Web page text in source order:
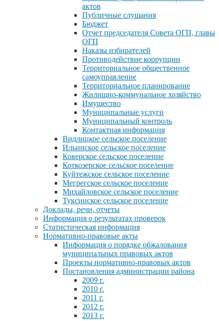
актов
Публичные слушания
Бюджет
Отчет председателя Совета ОГП, главы
ОГП
Наказы избирателей
Противодействие коррупции
Территориальное общественное
самоуправление
Территориальное планирование
Жилищно-коммунальное хозяйство
Имущество
Муниципальные услуги
Муниципальный контроль
Контактная информация
Видлицкое сельское поселение
Ильинское сельское поселение
Коверское сельское поселение
Коткозерское сельское поселение
Куйтежское сельское поселение
Мегрегское сельское поселение
Михайловское сельское поселение
Туксинское сельское поселение
Доклады, речи, отчеты
Информация о результатах проверок
Статистическая информация
Нормативно-правовые акты
Информация о порядке обжалования
муниципальных правовых актов
Проекты нормативно-правовых актов
Постановления администрации района
2009 г.
2010 г.
2011 г.
2012 г.
2013 г.